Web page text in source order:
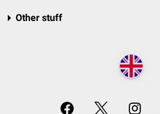
Other stuff